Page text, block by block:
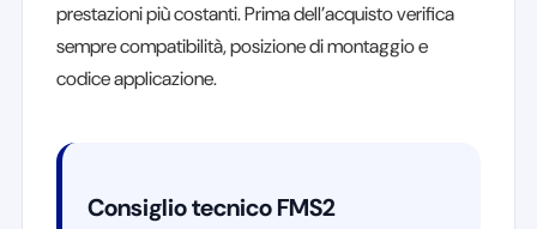
prestazioni più costanti. Prima dell’acquisto verifica
sempre compatibilità, posizione di montaggio e
codice applicazione.
Consiglio tecnico FMS2